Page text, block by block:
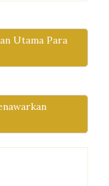
Utama Para